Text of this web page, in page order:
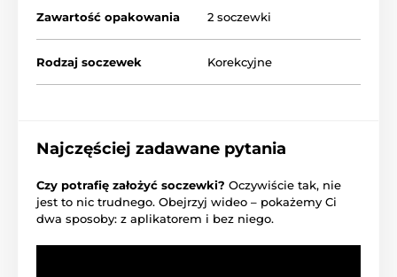
Zawartość opakowania 2 soczewki
Rodzaj soczewek Korekcyjne
Najczęściej zadawane pytania
Czy potrafię założyć soczewki? Oczywiście tak, nie
jest to nic trudnego. Obejrzyj wideo – pokażemy Ci
dwa sposoby: z aplikatorem i bez niego.